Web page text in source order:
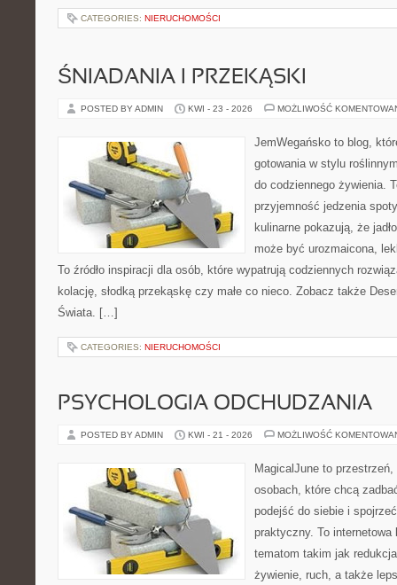
CATEGORIES: NIERUCHOMOŚCI
ŚNIADANIA I PRZEKĄSKI
POSTED BY ADMIN KWI - 23 - 2026 MOŻLIWOŚĆ
JemWegańsko to blog,
gotowania w stylu
do codziennego żywienia.
przyjemność jedzenia
kulinarne pokazują, że
może być urozmaicona,
To źródło inspiracji dla osób, które wypatrują codziennych
kolację, słodką przekąskę czy małe co nieco. Zobacz także
Świata. […]
CATEGORIES: NIERUCHOMOŚCI
PSYCHOLOGIA ODCHUDZANIA
POSTED BY ADMIN KWI - 21 - 2026 MOŻLIWOŚĆ
MagicalJune to
osobach, które chcą
podejść do siebie i
praktyczny. To
tematom takim jak
żywienie, ruch, a także